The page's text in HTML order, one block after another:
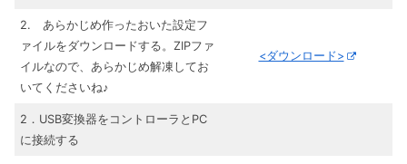
2. あらかじめ作ったおいた設定フ
ァイルをダウンロードする。ZIPファ
イルなので、あらかじめ解凍してお
いてくださいね♪
<ダウンロード>
2．USB変換器をコントローラとPC
に接続する